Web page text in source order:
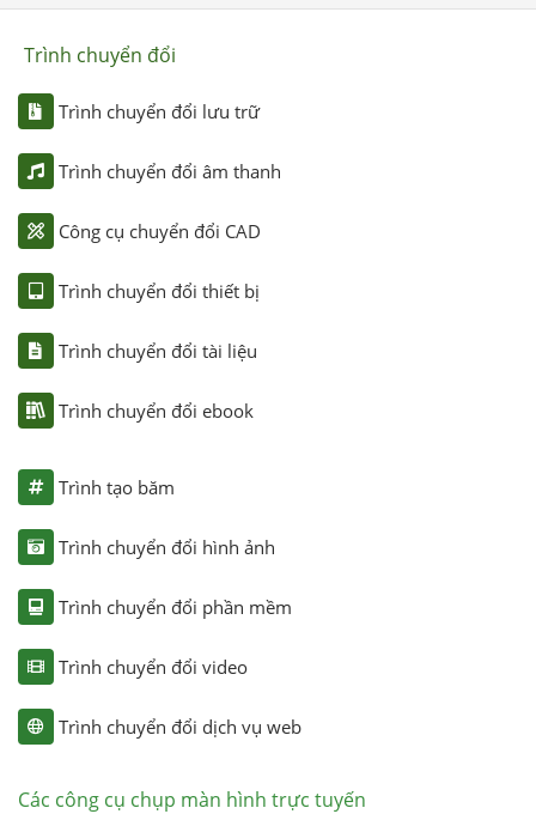
Trình chuyển đổi
Trình chuyển đổi lưu trữ
Trình chuyển đổi âm thanh
Công cụ chuyển đổi CAD
Trình chuyển đổi thiết bị
Trình chuyển đổi tài liệu
Trình chuyển đổi ebook
Trình tạo băm
Trình chuyển đổi hình ảnh
Trình chuyển đổi phần mềm
Trình chuyển đổi video
Trình chuyển đổi dịch vụ web
Các công cụ chụp màn hình trực tuyến